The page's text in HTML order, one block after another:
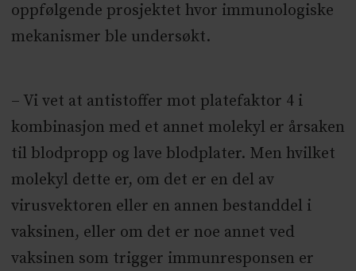
oppfølgende prosjektet hvor immunologiske
mekanismer ble undersøkt.
– Vi vet at antistoffer mot platefaktor 4 i
kombinasjon med et annet molekyl er årsaken
til blodpropp og lave blodplater. Men hvilket
molekyl dette er, om det er en del av
virusvektoren eller en annen bestanddel i
vaksinen, eller om det er noe annet ved
vaksinen som trigger immunresponsen er